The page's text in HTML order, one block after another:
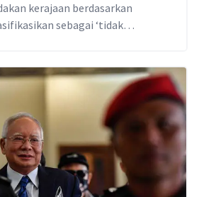
kerajaan berdasarkan
sebagai ‘tidak